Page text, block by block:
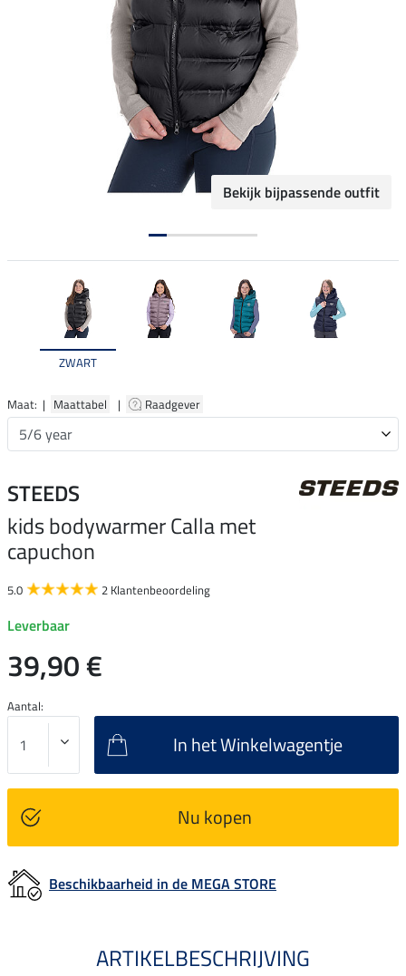
Bekijk bijpassende outfit
ZWART
Maat: | Maattabel | Raadgever
STEEDS
kids bodywarmer Calla met
capuchon
5.0 2 Klantenbeoordeling
Leverbaar
39,90 €
Aantal:
In het Winkelwagentje
Nu kopen
Beschikbaarheid in de MEGA STORE
ARTIKELBESCHRIJVING